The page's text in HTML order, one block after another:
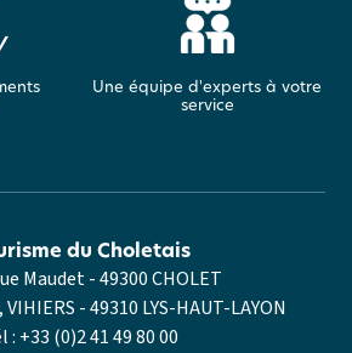
Une équipe d'experts à votre
service
Maudet - 49300 CHOLET
- 49310 LYS-HAUT-LAYON
: +33 (0)2 41 49 80 00
du Choletais